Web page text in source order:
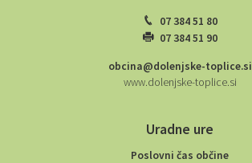
07 384 51 80
07 384 51 90
obcina@dolenjske-toplice.si
www.dolenjske-toplice.si
Uradne ure
Poslovni čas občine